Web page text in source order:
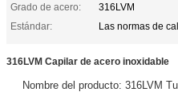
Grado de acero:
316LVM
Estándar:
Las normas de
316LVM Capilar de acero inoxidable
Nombre del producto: 316LVM